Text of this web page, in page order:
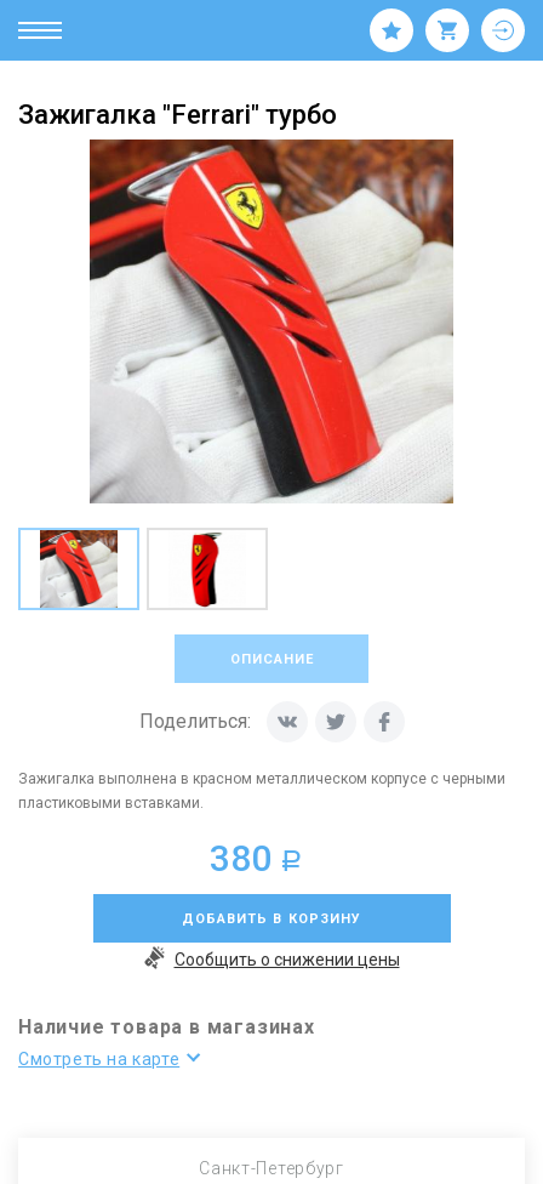
Зажигалка "Ferrari" турбо
ОПИСАНИЕ
Поделиться:
Зажигалка выполнена в красном металлическом корпусе с черными
пластиковыми вставками.
380 a
ДОБАВИТЬ В КОРЗИНУ
Сообщить о снижении цены
Наличие товара в магазинах
Смотреть на карте
Санкт-Петербург